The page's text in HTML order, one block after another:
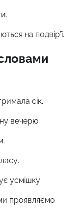
на подвір’ї.
сік.
вечерю.
усмішку.
проявляємо